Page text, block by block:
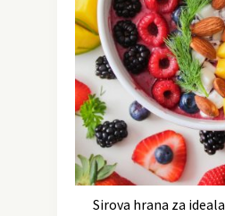
Sirova hrana za